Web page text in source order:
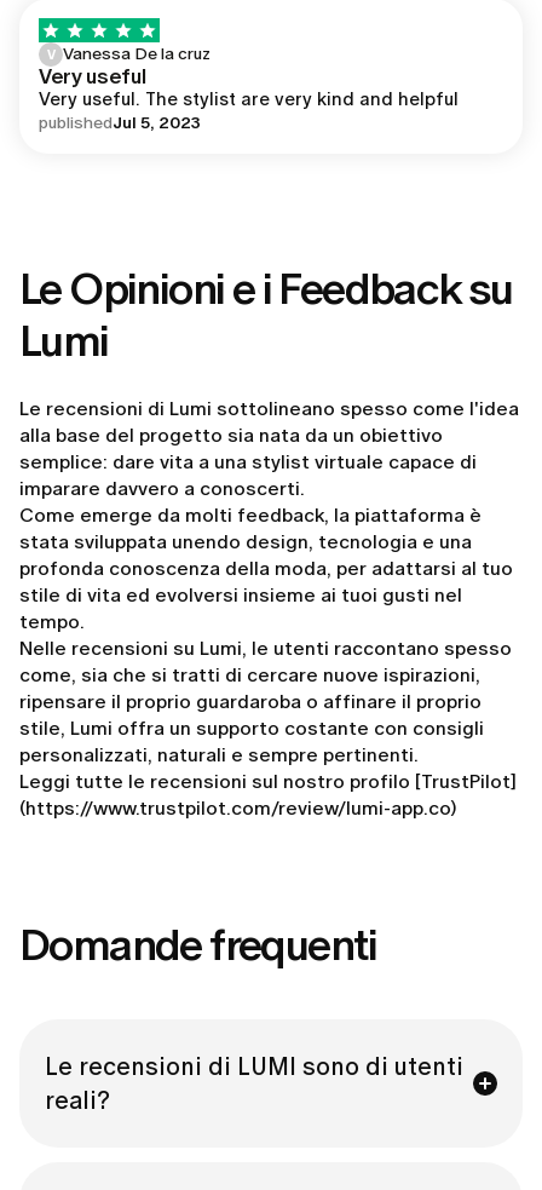
V Vanessa De la cruz
Very useful
Very useful. The stylist are very kind and helpful
publishedJul 5, 2023
Le Opinioni e i Feedback su
Lumi
Le recensioni di Lumi sottolineano spesso come l'idea
alla base del progetto sia nata da un obiettivo
semplice: dare vita a una stylist virtuale capace di
imparare davvero a conoscerti.
Come emerge da molti feedback, la piattaforma è
stata sviluppata unendo design, tecnologia e una
profonda conoscenza della moda, per adattarsi al tuo
stile di vita ed evolversi insieme ai tuoi gusti nel
tempo.
Nelle recensioni su Lumi, le utenti raccontano spesso
come, sia che si tratti di cercare nuove ispirazioni,
ripensare il proprio guardaroba o affinare il proprio
stile, Lumi offra un supporto costante con consigli
personalizzati, naturali e sempre pertinenti.
Leggi tutte le recensioni sul nostro profilo [TrustPilot]
(https://www.trustpilot.com/review/lumi-app.co)
Domande frequenti
Le recensioni di LUMI sono di utenti
reali?